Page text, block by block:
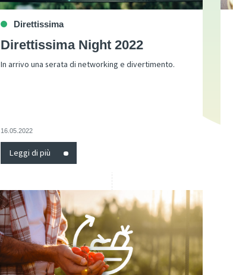
Direttissima
Direttissima Night 2022
In arrivo una serata di networking e divertimento.
16.05.2022
Leggi di più